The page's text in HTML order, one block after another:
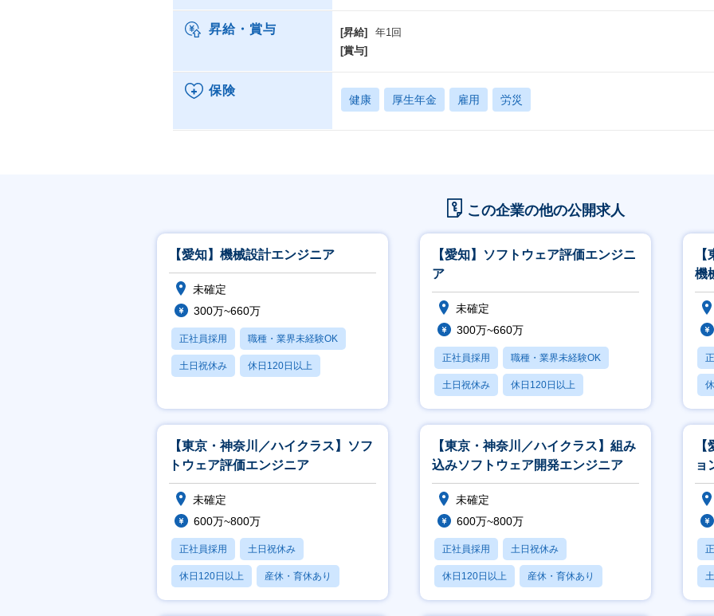
昇給・賞与 [昇給]
年1回
[賞与]
保険
健康 厚生年金 雇用 労災
この企業の他の公開求人
【愛知】機械設計エンジニア
未確定
300万~660万
正社員採用 職種・業界未経験OK
土日祝休み 休日120日以上
【愛知】ソフトウェア評価エンジニ
ア
未確定
300万~660万
正社員採用 職種・業界未経験OK
土日祝休み 休日120日以上
産休・育休あり
機
【東京・神奈川／ハイクラス】ソフ
トウェア評価エンジニア
未確定
600万~800万
正社員採用 土日祝休み
休日120日以上 産休・育休あり
月残業20時間以内
【東京・神奈川／ハイクラス】組み
込みソフトウェア開発エンジニア
未確定
600万~800万
正社員採用 土日祝休み
休日120日以上 産休・育休あり
月残業20時間以内
ョ